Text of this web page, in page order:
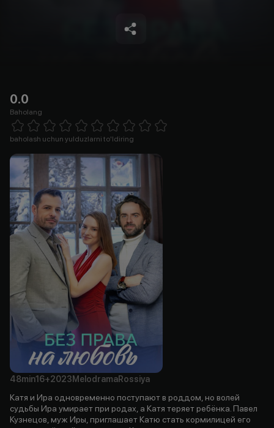
0.0
Baholang
1 Star 2 Stars 3 Stars 4 Stars5 Stars 6 Stars7 Stars8 Stars
baholash uchun yulduzlarni to'ldiring
48min16+2023 MelodramaRossiya
Катя и Ира одновременно поступают в роддом, но волей
судьбы Ира умирает при родах, а Катя теряет ребёнка. Павел
Кузнецов, муж Иры, приглашает Катю стать кормилицей его